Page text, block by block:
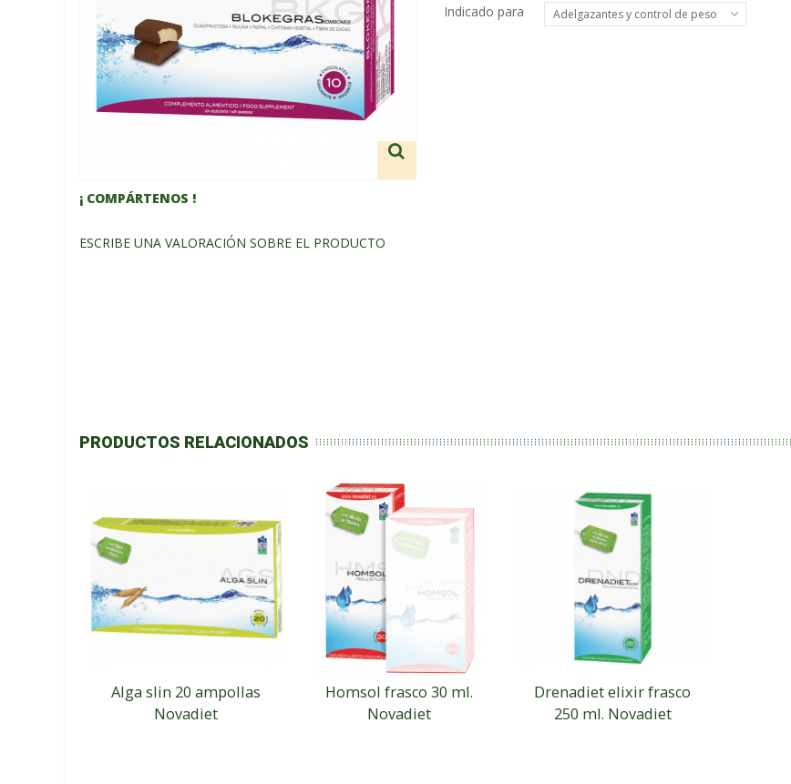
¡ COMPÁRTENOS !
ESCRIBE UNA VALORACIÓN SOBRE EL PRODUCTO
Indicado para Adelgazantes y control de peso
PRODUCTOS RELACIONADOS
Alga slin 20 ampollas
Novadiet
Homsol frasco 30 ml.
Novadiet
Drenadiet elixir frasco
250 ml. Novadiet